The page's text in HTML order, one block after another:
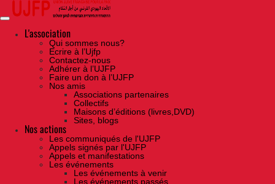
Skip
the
contentL'association
Qui sommes nous?
Ecrire à l’Ujfp
Contactez-nous
Adhérer à l’UJFP
Faire un don à l’UJFP
Nos amis
Associations partenaires
Collectifs
Maisons d’éditions (livres,DVD)
Sites, blogs
Nos actions
Les communiqués de l'UJFP
Appels signés par l'UJFP
Appels et manifestations
Les événements
Les événements à venir
Les événements passés